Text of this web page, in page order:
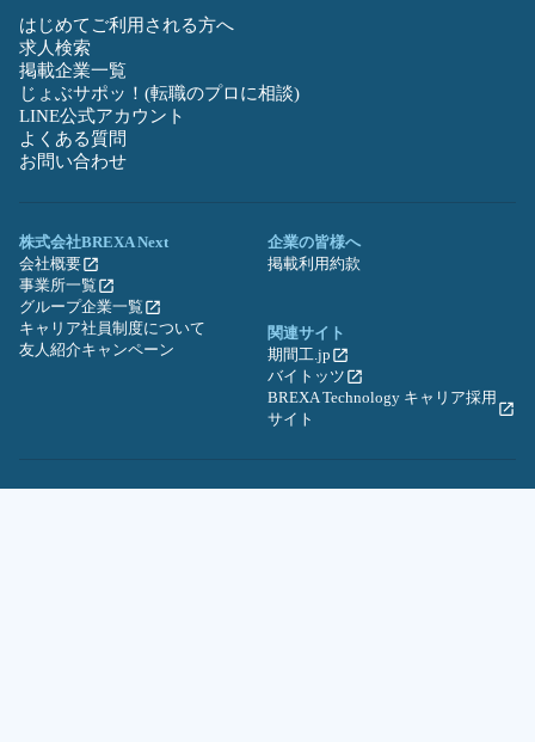
はじめてご利用される方へ
求人検索
掲載企業一覧
じょぶサポッ！(転職のプロに相談)
LINE公式アカウント
よくある質問
お問い合わせ
株式会社BREXA Next
会社概要
事業所一覧
グループ企業一覧
キャリア社員制度について
友人紹介キャンペーン
企業の皆様へ
掲載利用約款
関連サイト
期間工.jp
バイトッツ
BREXA Technology キャリア採用
サイト